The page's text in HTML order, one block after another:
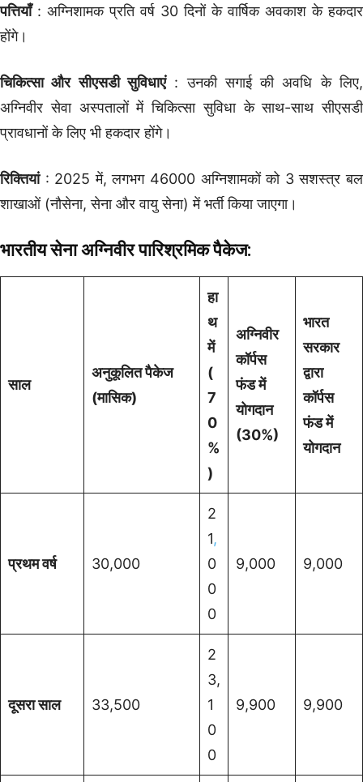
पत्तियाँ: अग्निशामक प्रति वर्ष 30 दिनों के वार्षिक अवकाश के हकदार
होंगे।
चिकित्सा और सीएसडी सुविधाएं: उनकी सगाई की अवधि के लिए,
अग्निवीर सेवा अस्पतालों में चिकित्सा सुविधा के साथ-साथ सीएसडी
प्रावधानों के लिए भी हकदार होंगे।
रिक्तियां: 2025 में, लगभग 46000 अग्निशामकों को 3 सशस्त्र बल
शाखाओं (नौसेना, सेना और वायु सेना) में भर्ती किया जाएगा।
भारतीय सेना अग्निवीर पारिश्रमिक पैकेज:
साल
अनुकूलित पैकेज
(मासिक)
हा
थ
में
(
7
0
%
)
अग्निवीर
कॉर्पस
फंड में
योगदान
(30%)
भारत
सरकार
द्वारा
कॉर्पस
फंड में
योगदान
प्रथम वर्ष 30,000
2
1,
0
0
0
9,000 9,000
दूसरा साल 33,500
2
3,
1
0
0
9,900 9,900